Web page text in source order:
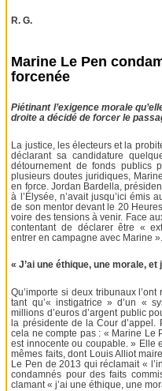
R. G.
Marine Le Pen
forcenée
Piétinant l’exigence morale
droite a décidé de forcer le
La justice, les électeurs et la
déclarant sa candidature
détournement de fonds publics
plusieurs doutes juridiques,
en force. Jordan Bardella,
à l’Élysée, n’avait jusqu’ici émis
de son mentor devant le 20
voire des tensions à venir. Face
contentant de déclarer être «
entrer en campagne avec Marine ».
« J’ai une éthique, une morale, et
Qu’importe si deux tribunaux
tant qu’« instigatrice » d’un «
millions d’euros d’argent public
la présidente de la Cour d’appel.
cela ne compte pas : « Marine Le
est innocente ou coupable. » Elle
mêmes faits, dont Louis Alliot
Le Pen de 2013 qui réclamait «
condamnés pour des faits
clamant « j’ai une éthique, une